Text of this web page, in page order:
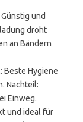
und
droht
an Bändern
Beste Hygiene
Nachteil:
Einweg.
und ideal für